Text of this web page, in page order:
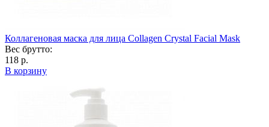
Коллагеновая маска для лица Collagen Crystal Facial Mask
Вес брутто:
118 р.
В корзину